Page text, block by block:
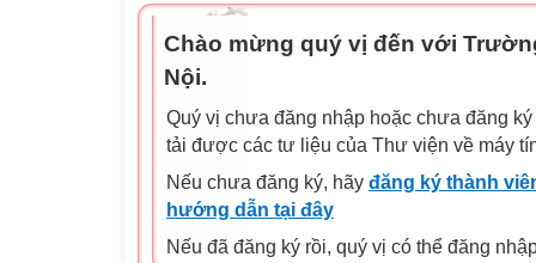
Chào mừng quý vị đến với
Nội.
Quý vị chưa đăng nhập hoặc chưa đăng
tải được các tư liệu của Thư viện về máy
Nếu chưa đăng ký, hãy đăng ký thành
hướng dẫn tại đây
Nếu đã đăng ký rồi, quý vị có thể đăng